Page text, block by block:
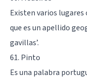
Existen varios
que es un apellido
gavillas’.
61. Pinto
Es una palabra